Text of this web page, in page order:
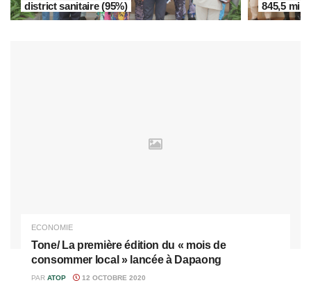
district sanitaire (95%)
845,5
ECONOMIE
Tone/ La première édition du « mois de
consommer local » lancée à Dapaong
PAR ATOP 12 OCTOBRE 2020